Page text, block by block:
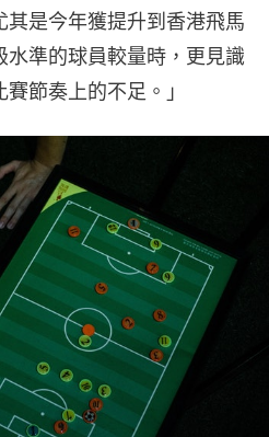
是今年獲提升到香港飛馬
準的球員較量時，更見識
節奏上的不足。」